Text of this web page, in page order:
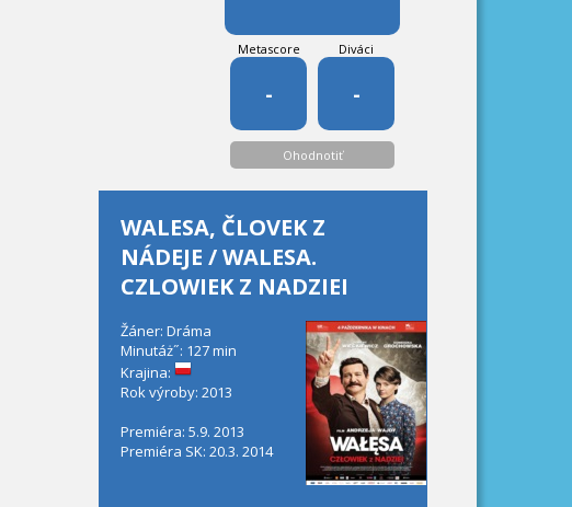
Metascore
-
Diváci
-
Ohodnotiť
WALESA, ČLOVEK Z
NÁDEJE / WALESA.
CZLOWIEK Z NADZIEI
Žáner: Dráma
Minutáż˝: 127 min
Krajina:
Rok výroby: 2013
Premiéra: 5.9. 2013
Premiéra SK: 20.3. 2014